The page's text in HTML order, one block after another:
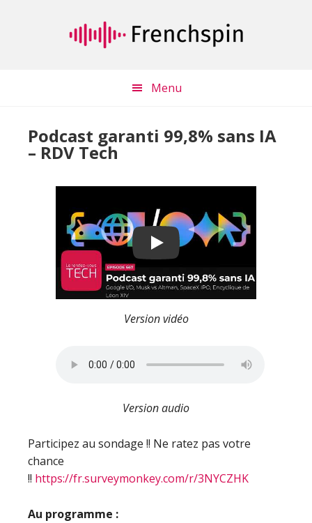
Menu
Podcast garanti 99,8% sans IA
– RDV Tech
Play
Version vidéo
Version audio
Participez au sondage !! Ne ratez pas votre
chance
!! https://fr.surveymonkey.com/r/3NYCZHK
Au programme :